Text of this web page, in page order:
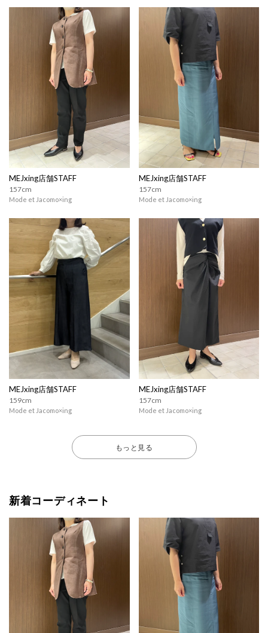
MEJxing店舗STAFF
157cm
Mode et Jacomo×ing
MEJxing店舗STAFF
157cm
Mode et Jacomo×ing
MEJxing店舗STAFF
159cm
Mode et Jacomo×ing
MEJxing店舗STAFF
157cm
Mode et Jacomo×ing
もっと見る
新着コーディネート